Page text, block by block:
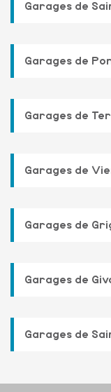
Garages de
Garages de
Garages de
Garages de
Garages de
Garages de
Garages de